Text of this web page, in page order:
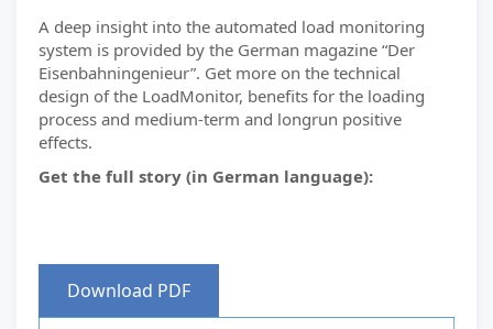
A deep insight into the automated load monitoring
system is provided by the German magazine “Der
Eisenbahningenieur”. Get more on the technical
design of the LoadMonitor, benefits for the loading
process and medium-term and longrun positive
effects.
Get the full story (in German language):
Download PDF